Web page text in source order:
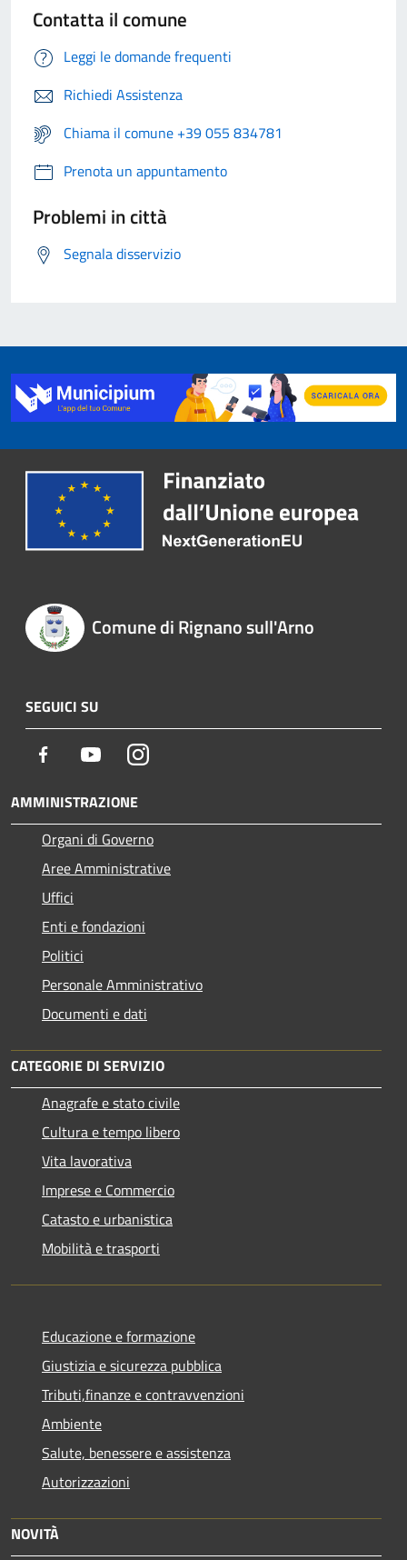
Contatta il comune
Leggi le domande frequenti
Richiedi Assistenza
Chiama il comune +39 055 834781
Prenota un appuntamento
Problemi in città
Segnala disservizio
Comune di Rignano sull'Arno
SEGUICI SU
Facebook YoutubeInstagram
AMMINISTRAZIONE
Organi di Governo
Aree Amministrative
Uffici
Enti e fondazioni
Politici
Personale Amministrativo
Documenti e dati
CATEGORIE DI SERVIZIO
Anagrafe e stato civile
Cultura e tempo libero
Vita lavorativa
Imprese e Commercio
Catasto e urbanistica
Mobilità e trasporti
Educazione e formazione
Giustizia e sicurezza pubblica
Tributi,finanze e contravvenzioni
Ambiente
Salute, benessere e assistenza
Autorizzazioni
NOVITÀ